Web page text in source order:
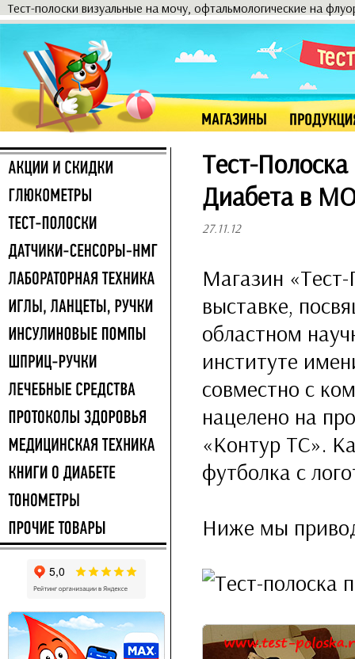
Тест-полоски визуальные на мочу, офтальмологические на
Тест-
Диабета в
27.11.12
Магазин
выставке,
областном
институте
совместно с
нацелено на
«Контур ТС».
футболка с
Ниже мы